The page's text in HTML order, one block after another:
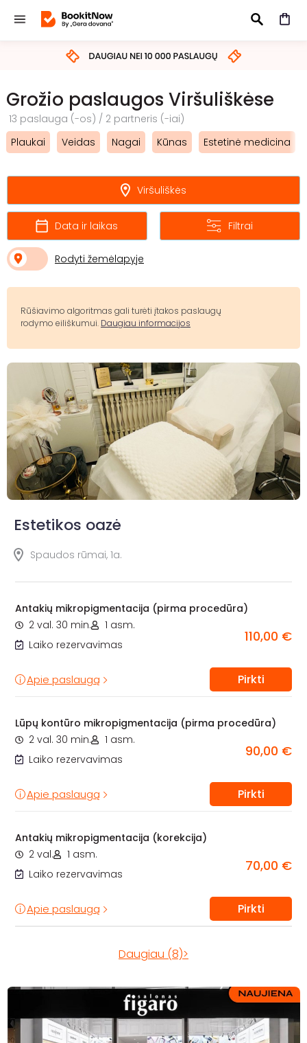
IEŠKOTI
Grožio paslaugos Viršuliškėse
13 paslauga (-os) / 2 partneris (-iai)
Plaukai
Veidas Nagai Kūnas Estetinė medicina
Viršuliškės
Data ir laikas Filtrai
Rodyti žemėlapyje
Rūšiavimo algoritmas gali turėti įtakos paslaugų
rodymo eiliškumui. Daugiau informacijos
Estetikos oazė
Spaudos rūmai, 1a.
Antakių mikropigmentacija (pirma procedūra)
2 val. 30 min.
1 asm.
Laiko rezervavimas
110,00 €
Apie paslaugą Pirkti
Lūpų kontūro mikropigmentacija (pirma procedūra)
2 val. 30 min.
1 asm.
Laiko rezervavimas
90,00 €
Apie paslaugą Pirkti
Antakių mikropigmentacija (korekcija)
2 val.
1 asm.
Laiko rezervavimas
70,00 €
Apie paslaugą Pirkti
Daugiau (8)>